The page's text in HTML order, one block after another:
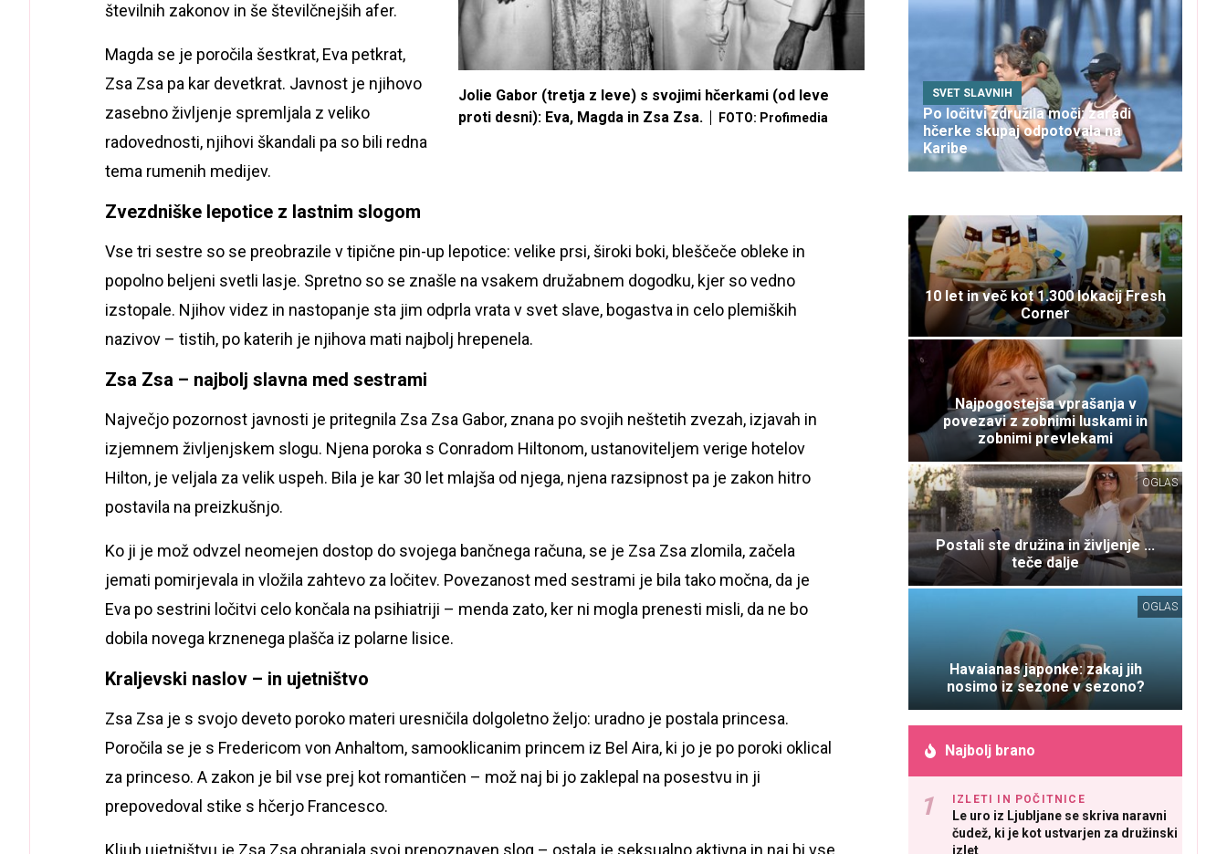
Jolie Gabor (tretja z leve) s svojimi hčerkami (od leve
proti desni): Eva, Magda in Zsa Zsa.
FOTO: Profimedia
številnih zakonov in še številčnejših afer.
Magda se je poročila šestkrat, Eva petkrat,
Zsa Zsa pa kar devetkrat. Javnost je njihovo
zasebno življenje spremljala z veliko
radovednosti, njihovi škandali pa so bili redna
tema rumenih medijev.
Zvezdniške lepotice z lastnim slogom
Vse tri sestre so se preobrazile v tipične pin-up lepotice: velike prsi, široki boki, bleščeče obleke in
popolno beljeni svetli lasje. Spretno so se znašle na vsakem družabnem dogodku, kjer so vedno
izstopale. Njihov videz in nastopanje sta jim odprla vrata v svet slave, bogastva in celo plemiških
nazivov – tistih, po katerih je njihova mati najbolj hrepenela.
Zsa Zsa – najbolj slavna med sestrami
Največjo pozornost javnosti je pritegnila Zsa Zsa Gabor, znana po svojih neštetih zvezah, izjavah in
izjemnem življenjskem slogu. Njena poroka s Conradom Hiltonom, ustanoviteljem verige hotelov
Hilton, je veljala za velik uspeh. Bila je kar 30 let mlajša od njega, njena razsipnost pa je zakon hitro
postavila na preizkušnjo.
Ko ji je mož odvzel neomejen dostop do svojega bančnega računa, se je Zsa Zsa zlomila, začela
jemati pomirjevala in vložila zahtevo za ločitev. Povezanost med sestrami je bila tako močna, da je
Eva po sestrini ločitvi celo končala na psihiatriji – menda zato, ker ni mogla prenesti misli, da ne bo
dobila novega krznenega plašča iz polarne lisice.
Kraljevski naslov – in ujetništvo
Zsa Zsa je s svojo deveto poroko materi uresničila dolgoletno željo: uradno je postala princesa.
Poročila se je s Fredericom von Anhaltom, samooklicanim princem iz Bel Aira, ki jo je po poroki oklical
za princeso. A zakon je bil vse prej kot romantičen – mož naj bi jo zaklepal na posestvu in ji
prepovedoval stike s hčerjo Francesco.
Kljub ujetništvu je Zsa Zsa ohranjala svoj prepoznaven slog – ostala je seksualno aktivna in naj bi vse
SVET SLAVNIH
Po ločitvi združila moči: zaradi
hčerke skupaj odpotovala na
Karibe
10 let in več kot 1.300 lokacij Fresh
Corner
Najpogostejša vprašanja v
povezavi z zobnimi luskami in
zobnimi prevlekami
OGLAS
Postali ste družina in življenje ...
teče dalje
OGLAS
Havaianas japonke: zakaj jih
nosimo iz sezone v sezono?
Najbolj brano
IZLETI IN POČITNICE
Le uro iz Ljubljane se skriva naravni
čudež, ki je kot ustvarjen za družinski
izlet